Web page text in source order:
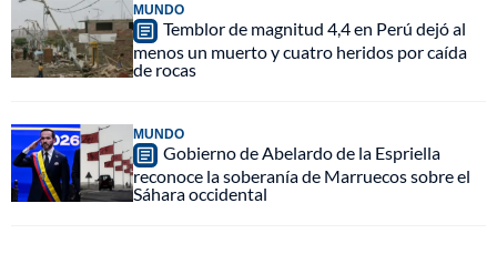
MUNDO
Temblor de magnitud 4,4 en Perú dejó al
menos un muerto y cuatro heridos por caída
de rocas
MUNDO
Gobierno de Abelardo de la Espriella
reconoce la soberanía de Marruecos sobre el
Sáhara occidental